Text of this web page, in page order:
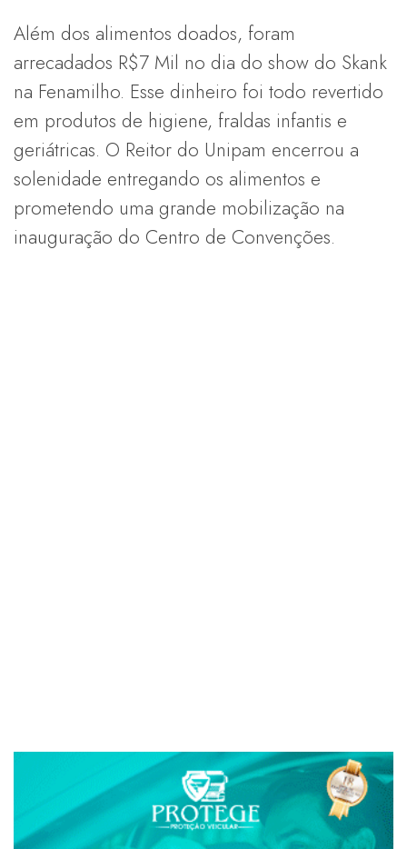
Além dos alimentos doados, foram
arrecadados R$7 Mil no dia do show do Skank
na Fenamilho. Esse dinheiro foi todo revertido
em produtos de higiene, fraldas infantis e
geriátricas. O Reitor do Unipam encerrou a
solenidade entregando os alimentos e
prometendo uma grande mobilização na
inauguração do Centro de Convenções.